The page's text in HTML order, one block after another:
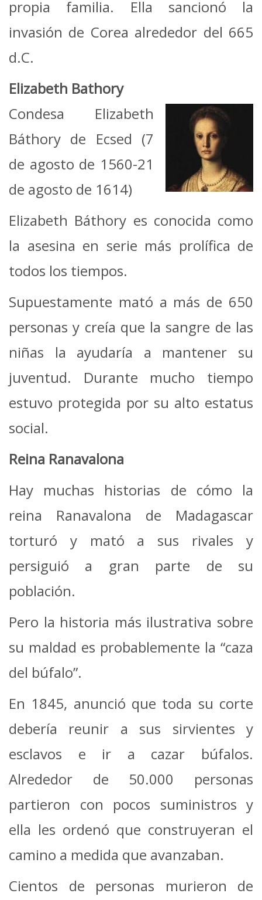
propia familia. Ella sancionó la
invasión de Corea alrededor del 665
d.C.
Elizabeth Bathory
Condesa Elizabeth
Báthory de Ecsed (7
de agosto de 1560-21
de agosto de 1614)
Elizabeth Báthory es conocida como
la asesina en serie más prolífica de
todos los tiempos.
Supuestamente mató a más de 650
personas y creía que la sangre de las
niñas la ayudaría a mantener su
juventud. Durante mucho tiempo
estuvo protegida por su alto estatus
social.
Reina Ranavalona
Hay muchas historias de cómo la
reina Ranavalona de Madagascar
torturó y mató a sus rivales y
persiguió a gran parte de su
población.
Pero la historia más ilustrativa sobre
su maldad es probablemente la “caza
del búfalo”.
En 1845, anunció que toda su corte
debería reunir a sus sirvientes y
esclavos e ir a cazar búfalos.
Alrededor de 50.000 personas
partieron con pocos suministros y
ella les ordenó que construyeran el
camino a medida que avanzaban.
Cientos de personas murieron de